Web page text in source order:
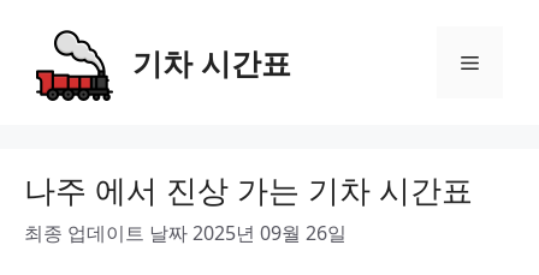
content
기차 시간표 Menu
나주 에서 진상 가는 기차 시간표
최종 업데이트 날짜 2025년 09월 26일